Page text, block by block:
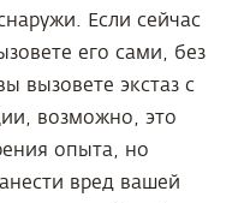
Если сейчас
его сами, без
вызовете экстаз с
возможно, это
опыта, но
вред вашей